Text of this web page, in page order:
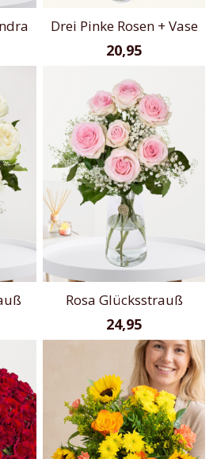
Drei Pinke Rosen + Vase
20,95
Rosa Glücksstrauß
24,95